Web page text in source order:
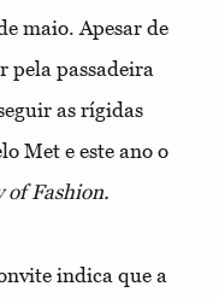
maio. Apesar de
pela passadeira
as rígidas
Met e este ano o
of Fashion.
indica que a